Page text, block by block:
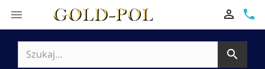
 phone

